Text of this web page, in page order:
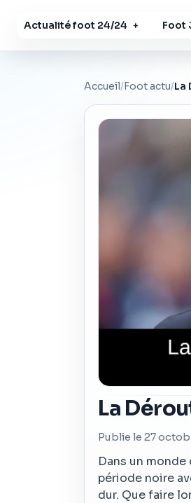
Actualité foot 24/24 + Foot
Accueil/Foot actu/La
La
Publie le 27
Dans un
période noire
dur. Que faire